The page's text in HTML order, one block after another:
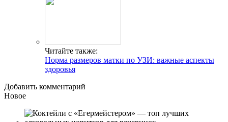
Читайте также:
Норма размеров матки по УЗИ: важные аспекты
здоровья
Добавить комментарий
Новое